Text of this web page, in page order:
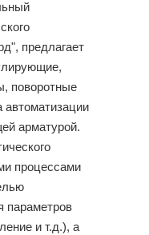
предлагает
поворотные
автоматизации
арматурой.
процессами
параметров
и т.д.), а